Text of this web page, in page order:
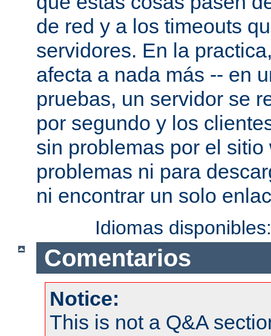
de red y a los timeouts
servidores. En la
afecta a nada más -- en
pruebas, un servidor se
por segundo y los
sin problemas por el
problemas ni para
ni encontrar un solo
Idiomas
Comentarios
Notice:
This is not a Q&A